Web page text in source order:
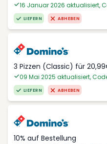
16 Januar 2026 aktualisiert,
LIEFERN ABHEBEN
3 Pizzen (Classic) für
09 Mai 2025 aktualisiert,
LIEFERN ABHEBEN
10% auf Bestellung